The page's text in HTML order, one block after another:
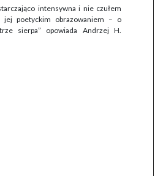
intensywna i nie czułem
jej poetyckim obrazowaniem – o
sierpa” opowiada Andrzej H.